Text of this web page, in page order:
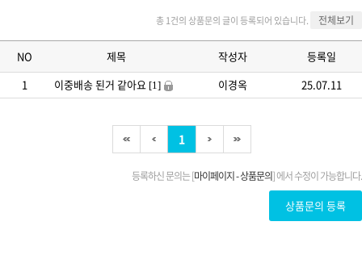
총 1건의 상품문의 글이 등록되어 있습니다. 전체보기
NO 제목 작성자
등록일
1
이중배송 된거 같아요 [1] 이경옥 25.07.11
1
등록하신 문의는 [마이페이지 - 상품문의] 에서 수정이 가능합니다.
상품문의 등록